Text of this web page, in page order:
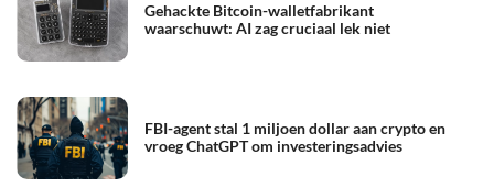
Gehackte Bitcoin-walletfabrikant
waarschuwt: AI zag cruciaal lek niet
FBI-agent stal 1 miljoen dollar aan crypto en
vroeg ChatGPT om investeringsadvies